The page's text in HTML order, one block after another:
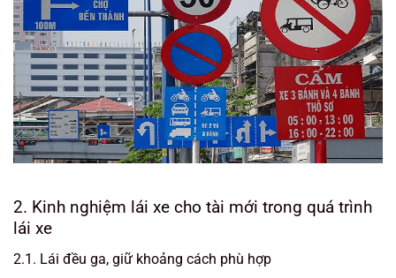
2. Kinh nghiệm lái xe cho tài mới trong quá trình
lái xe
2.1. Lái đều ga, giữ khoảng cách phù hợp